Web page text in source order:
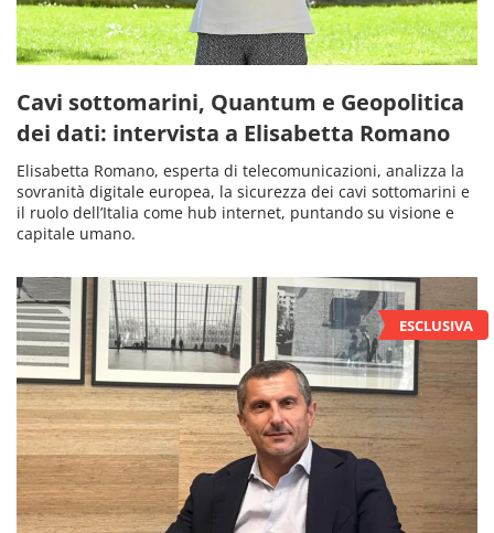
Cavi sottomarini, Quantum e Geopolitica
dei dati: intervista a Elisabetta Romano
Elisabetta Romano, esperta di telecomunicazioni, analizza la
sovranità digitale europea, la sicurezza dei cavi sottomarini e
il ruolo dell’Italia come hub internet, puntando su visione e
capitale umano.